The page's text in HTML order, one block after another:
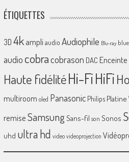
ÉTIQUETTES
3D 4k ampliaudio Audiophile Blu-ray
audio cobracobrason DAC Enceinte
Haute fidélitéHi-FiHiFi
multiroom oled Panasonic Philips Platine
remiseSamsungSans-fil son Sonos
uhd ultra hd video videoprojection